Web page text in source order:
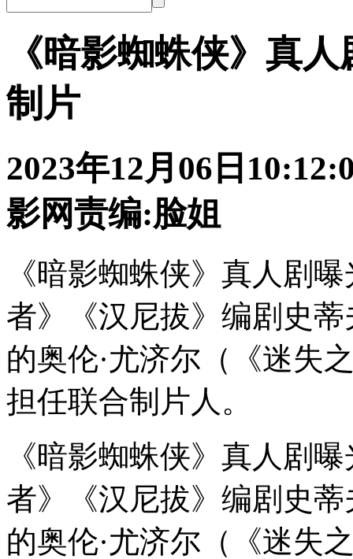
《暗影蜘蛛侠》真
制片
2023年12月06日
影网责编:脸姐
《暗影蜘蛛侠》真人剧
者》《汉尼拔》编剧史
的奥伦·尤济尔（《迷失
担任联合制片人。
《暗影蜘蛛侠》真人剧
者》《汉尼拔》编剧史
的奥伦·尤济尔（《迷失